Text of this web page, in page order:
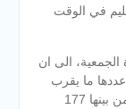
في الوقت
الى ان
ما يقرب
من 450 مدرسة علي مستوي محافظة سوهاج من بينها 177